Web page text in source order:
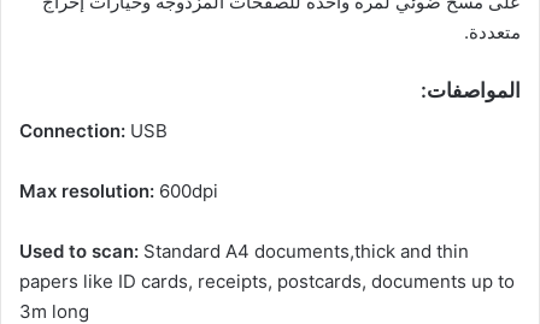
متعددة.
المواصفات:
Connection: USB
Max resolution: 600dpi
Used to scan: Standard A4 documents,thick and thin
papers like ID cards, receipts, postcards, documents up to
3m long